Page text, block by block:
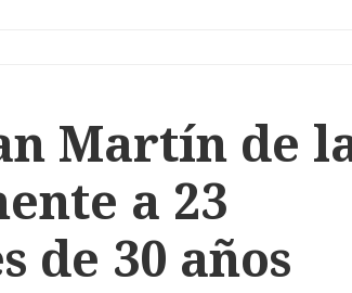
Martín de
a 23
de 30 años